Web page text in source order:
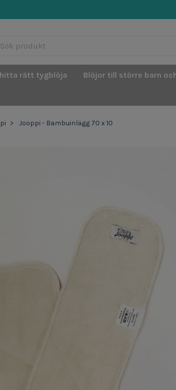
rätt tygblöja Blöjor till större barn
Jooppi - Bambuinlägg 70 x 10